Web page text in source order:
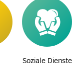
Soziale Dienste